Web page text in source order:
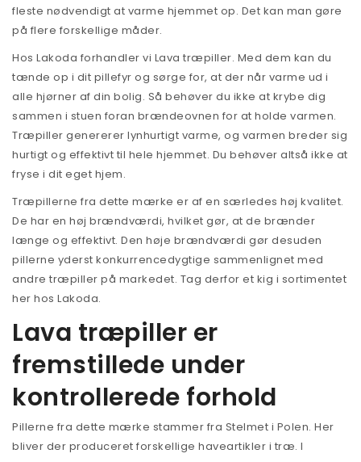
fleste nødvendigt at varme hjemmet op. Det kan man gøre
på flere forskellige måder.
Hos Lakoda forhandler vi Lava træpiller. Med dem kan du
tænde op i dit pillefyr og sørge for, at der når varme ud i
alle hjørner af din bolig. Så behøver du ikke at krybe dig
sammen i stuen foran brændeovnen for at holde varmen.
Træpiller genererer lynhurtigt varme, og varmen breder sig
hurtigt og effektivt til hele hjemmet. Du behøver altså ikke at
fryse i dit eget hjem.
Træpillerne fra dette mærke er af en særledes høj kvalitet.
De har en høj brændværdi, hvilket gør, at de brænder
længe og effektivt. Den høje brændværdi gør desuden
pillerne yderst konkurrencedygtige sammenlignet med
andre træpiller på markedet. Tag derfor et kig i sortimentet
her hos Lakoda.
Lava træpiller er
fremstillede under
kontrollerede forhold
Pillerne fra dette mærke stammer fra Stelmet i Polen. Her
bliver der produceret forskellige haveartikler i træ. I